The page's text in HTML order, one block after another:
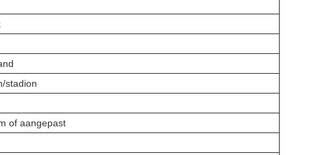
stadion
of aangepast